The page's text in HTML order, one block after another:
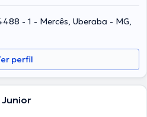
- 1 - Mercês, Uberaba - MG,
perfil
Junior